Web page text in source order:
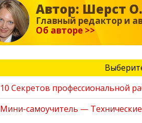
Автор: Шерст
Главный редактор и
Об авторе >>
10 Секретов профессиональной
Мини-самоучитель —